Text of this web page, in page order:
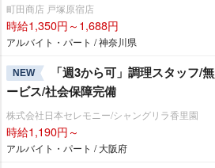
町田商店 戸塚原宿店
時給1,350円～1,688円
アルバイト・パート / 神奈川県
NEW
「週3から可」調理スタッフ/
ービス/社会保障完備
株式会社日本セレモニー/シャングリラ香里園
時給1,190円～
アルバイト・パート / 大阪府